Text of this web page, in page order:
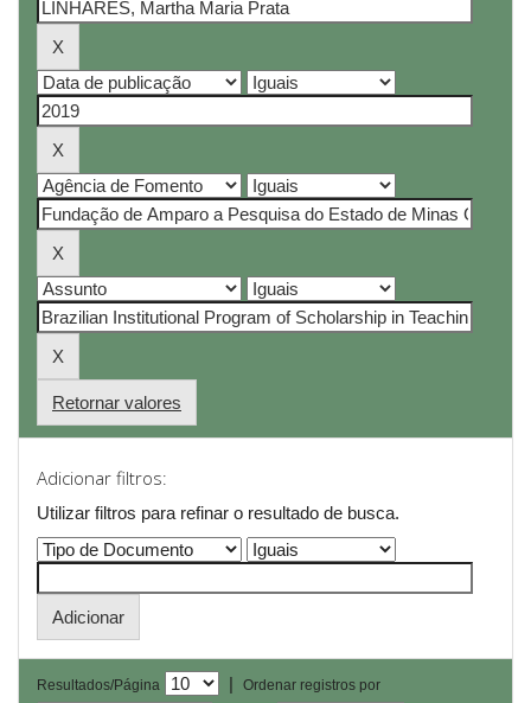
Retornar valores
Adicionar filtros:
Utilizar filtros para refinar o resultado de busca.
Resultados/Página |
Ordenar registros por